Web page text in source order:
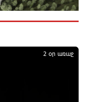
Զովունի-Եղվարդ
2 օր առաջ